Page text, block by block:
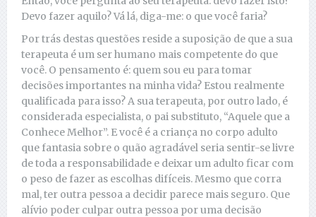
Devo fazer aquilo? Vá lá, diga-me: o que você faria?
Por trás destas questões reside a suposição de que a sua
terapeuta é um ser humano mais competente do que
você. O pensamento é: quem sou eu para tomar
decisões importantes na minha vida? Estou realmente
qualificada para isso? A sua terapeuta, por outro lado, é
considerada especialista, o pai substituto, “Aquele que a
Conhece Melhor”. E você é a criança no corpo adulto
que fantasia sobre o quão agradável seria sentir-se livre
de toda a responsabilidade e deixar um adulto ficar com
o peso de fazer as escolhas difíceis. Mesmo que corra
mal, ter outra pessoa a decidir parece mais seguro. Que
alívio poder culpar outra pessoa por uma decisão